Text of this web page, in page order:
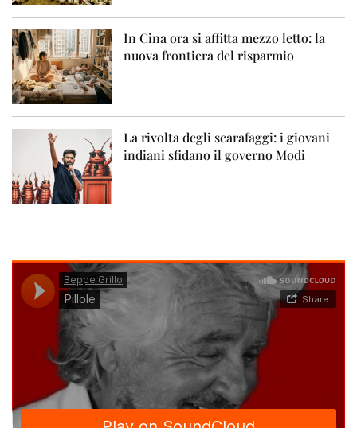
In Cina ora si affitta mezzo letto: la
nuova frontiera del risparmio
La rivolta degli scarafaggi: i giovani
indiani sfidano il governo Modi